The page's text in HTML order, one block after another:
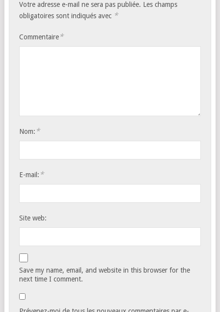
Votre adresse e-mail ne sera pas publiée. Les champs
obligatoires sont indiqués avec *
Commentaire*
Nom: *
E-mail: *
Site web:
Save my name, email, and website in this browser for the
next time I comment.